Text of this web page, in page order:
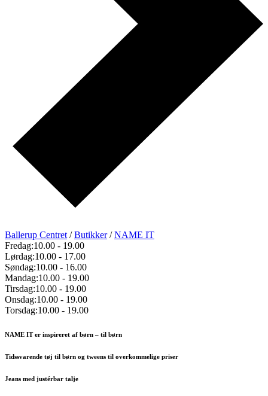
Ballerup Centret /Butikker/NAME IT
Fredag:10.00 - 19.00
Lørdag:10.00 - 17.00
Søndag:10.00 - 16.00
Mandag:10.00 - 19.00
Tirsdag:10.00 - 19.00
Onsdag:10.00 - 19.00
Torsdag:10.00 - 19.00
NAME IT er inspireret af børn – til børn
Tidssvarende tøj til børn og tweens til overkommelige priser
Jeans med justérbar talje